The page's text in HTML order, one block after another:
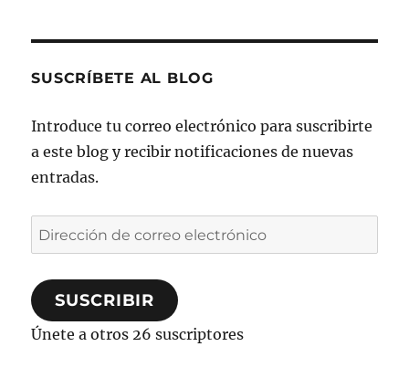
SUSCRÍBETE AL BLOG
Introduce tu correo electrónico para suscribirte
a este blog y recibir notificaciones de nuevas
entradas.
Dirección
de
correo
electrónico
SUSCRIBIR
Únete a otros 26 suscriptores